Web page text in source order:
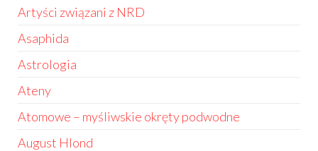
Artyści związani z NRD
Asaphida
Astrologia
Ateny
Atomowe – myśliwskie okręty podwodne
August Hlond